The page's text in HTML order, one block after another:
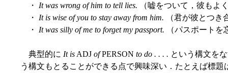
・ It was wrong of him to tell lies. （嘘をついて，彼もよ
・ It is wise of you to stay away from him. （君が彼とつき
・ It was silly of me to forget my passport. （パスポートを
典型的に It is ADJ ofPERSON to do . . . . という構文を
う構文もとることができる点で興味深い．たとえば標題